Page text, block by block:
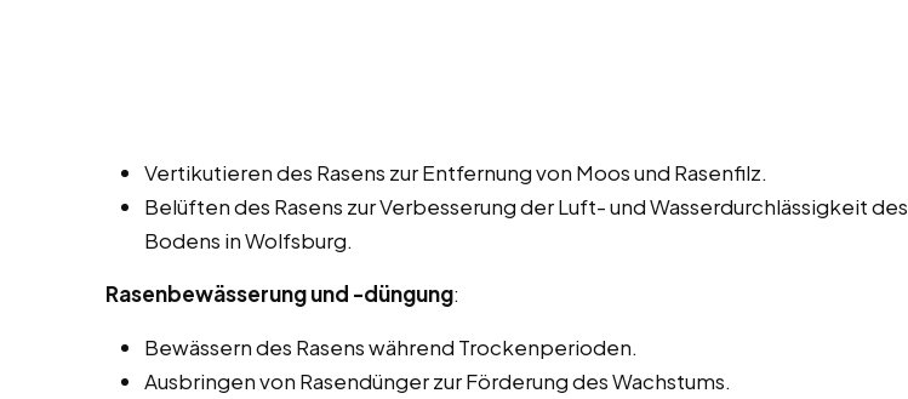
Vertikutieren des Rasens zur Entfernung von Moos und Rasenfilz.
Belüften des Rasens zur Verbesserung der Luft- und Wasserdurchlässigkeit des
Bodens in Wolfsburg.
Rasenbewässerung und -düngung:
Bewässern des Rasens während Trockenperioden.
Ausbringen von Rasendünger zur Förderung des Wachstums.